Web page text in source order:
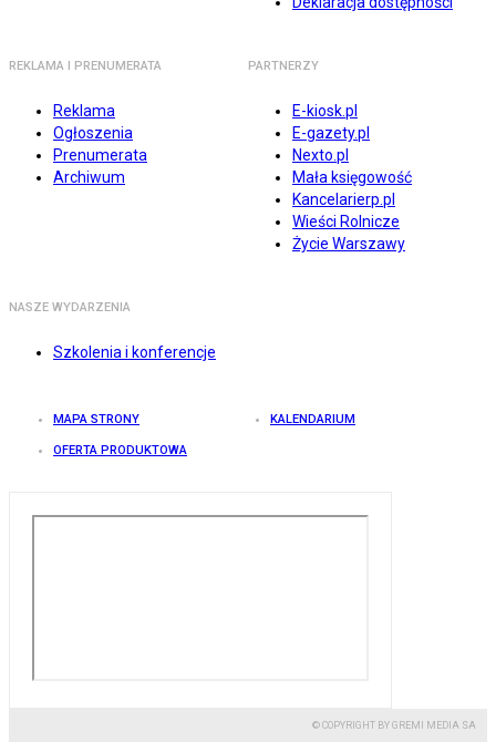
REKLAMA I PRENUMERATA
Reklama
Ogłoszenia
Prenumerata
Archiwum
PARTNERZY
E-kiosk.pl
E-gazety.pl
Nexto.pl
Mała księgowość
Kancelarierp.pl
Wieści Rolnicze
Życie Warszawy
NASZE WYDARZENIA
Szkolenia i konferencje
MAPA STRONY KALENDARIUM
OFERTA PRODUKTOWA
© COPYRIGHT BY GREMI MEDIA SA